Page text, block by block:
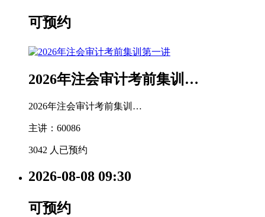
可预约
2026年注会审计考前集训…
2026年注会审计考前集训…
主讲：60086
3042 人已预约
2026-08-08 09:30
可预约